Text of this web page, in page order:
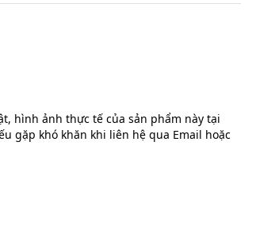
hình ảnh thực tế của sản phẩm này tại
gặp khó khăn khi liên hệ qua Email hoặc